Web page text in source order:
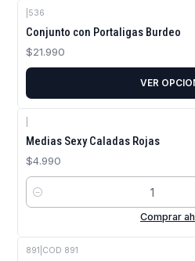
536
Conjunto con Portaligas Burdeo
$21.990
VER
Medias Sexy Caladas Rojas
$4.990
Cantidad
Comprar
891 COD 891